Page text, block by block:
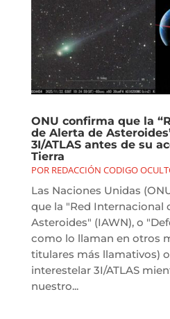
ONU confirma que la
de Alerta de
3I/ATLAS antes de su
Tierra
POR REDACCIÓN CODIGO
Las Naciones Unidas
que la "Red Internacional
Asteroides" (IAWN), o
como lo llaman en otros
titulares más llamativos)
interestelar 3I/ATLAS
nuestro...